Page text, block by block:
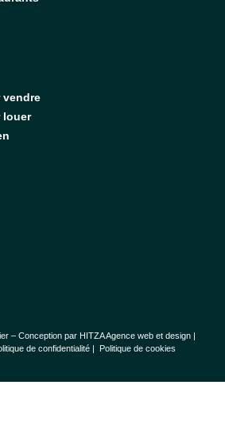
vendre
louer
– Conception par HITZA Agence web et design|
de confidentialité | Politique de cookies